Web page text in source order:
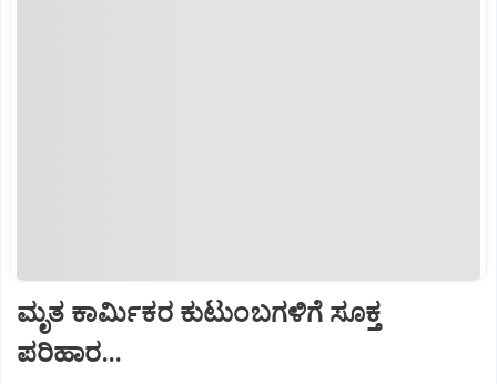
ಮೃತ ಕಾರ್ಮಿಕರ ಕುಟುಂಬಗಳಿಗೆ ಸೂಕ್ತ
ಪರಿಹಾರ...